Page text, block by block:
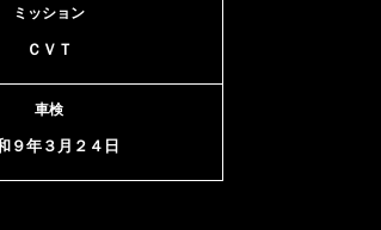
ミッション
ＣＶＴ
車検
９年３月２４日